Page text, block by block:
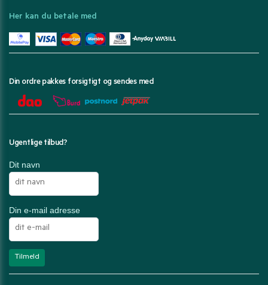
Her kan du betale med
Din ordre pakkes forsigtigt og sendes med
Ugentlige tilbud?
Dit navn
Din e-mail adresse